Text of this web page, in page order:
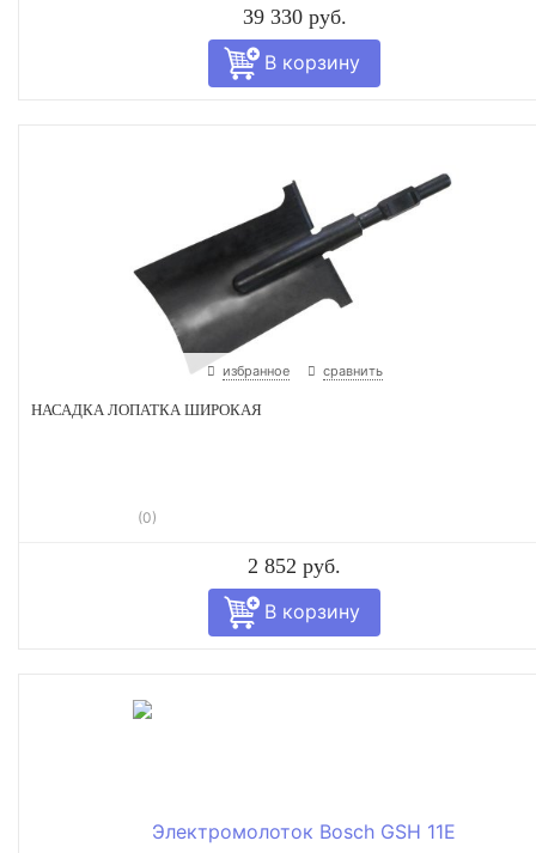
39 330 руб.
избранное сравнить
НАСАДКА ЛОПАТКА ШИРОКАЯ
(0)
2 852 руб.